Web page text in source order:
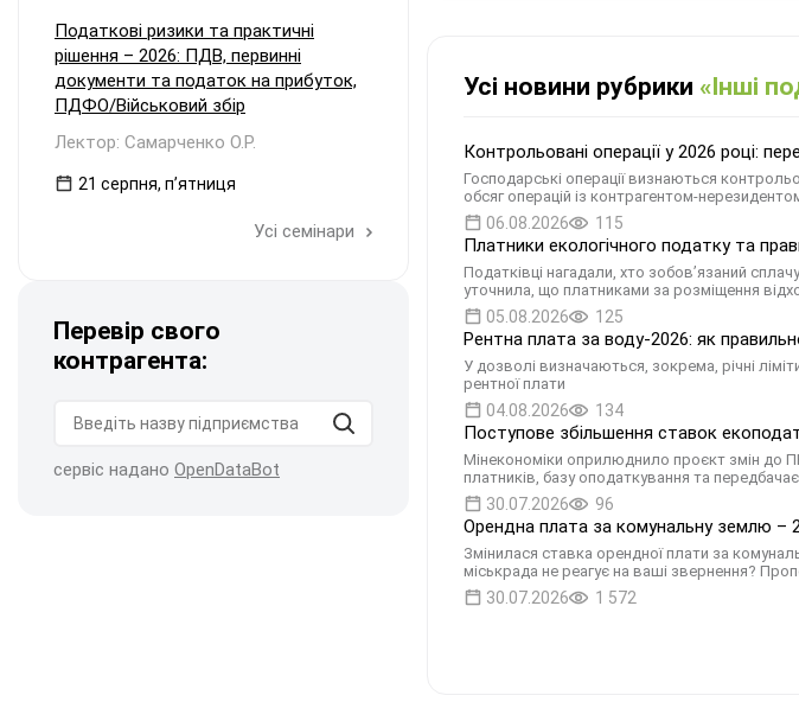
Усі новини рубрики «Інші
Контрольовані операції у 2026 році:
Господарські операції визнаються
обсяг операцій із контрагентом-
06.08.2026 115
Платники екологічного податку та
Податківці нагадали, хто зобов’язаний
уточнила, що платниками за розміщення
05.08.2026 125
Рентна плата за воду-2026: як
У дозволі визначаються, зокрема, річні
рентної плати
04.08.2026 134
Поступове збільшення ставок
Мінекономіки оприлюднило проєкт змін до
платників, базу оподаткування та
30.07.2026 96
Орендна плата за комунальну землю –
Змінилася ставка орендної плати за
міськрада не реагує на ваші звернення?
30.07.2026 1 572
Податкові ризики та практичні
рішення – 2026: ПДВ, первинні
документи та податок на прибуток,
ПДФО/Військовий збір
Лектор: Самарченко О.Р.
21 серпня, пʼятниця
Усі семінари
Перевір свого
контрагента:
сервіс надано OpenDataBot